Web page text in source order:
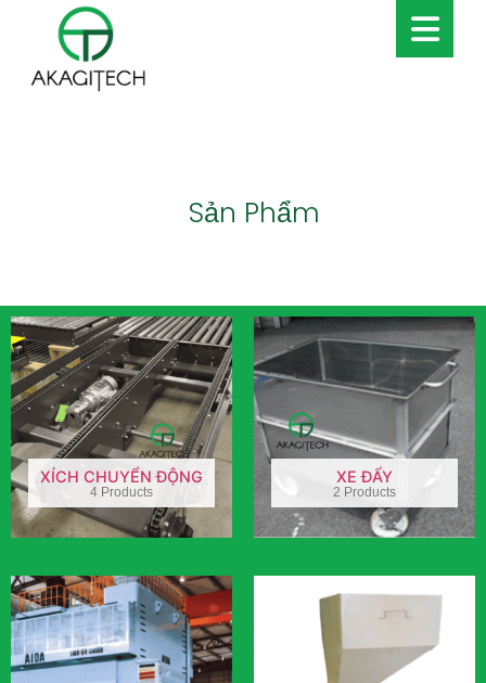
Sản Phẩm
XÍCH CHUYỂN ĐỘNG
4 Products
XE ĐẨY
2 Products